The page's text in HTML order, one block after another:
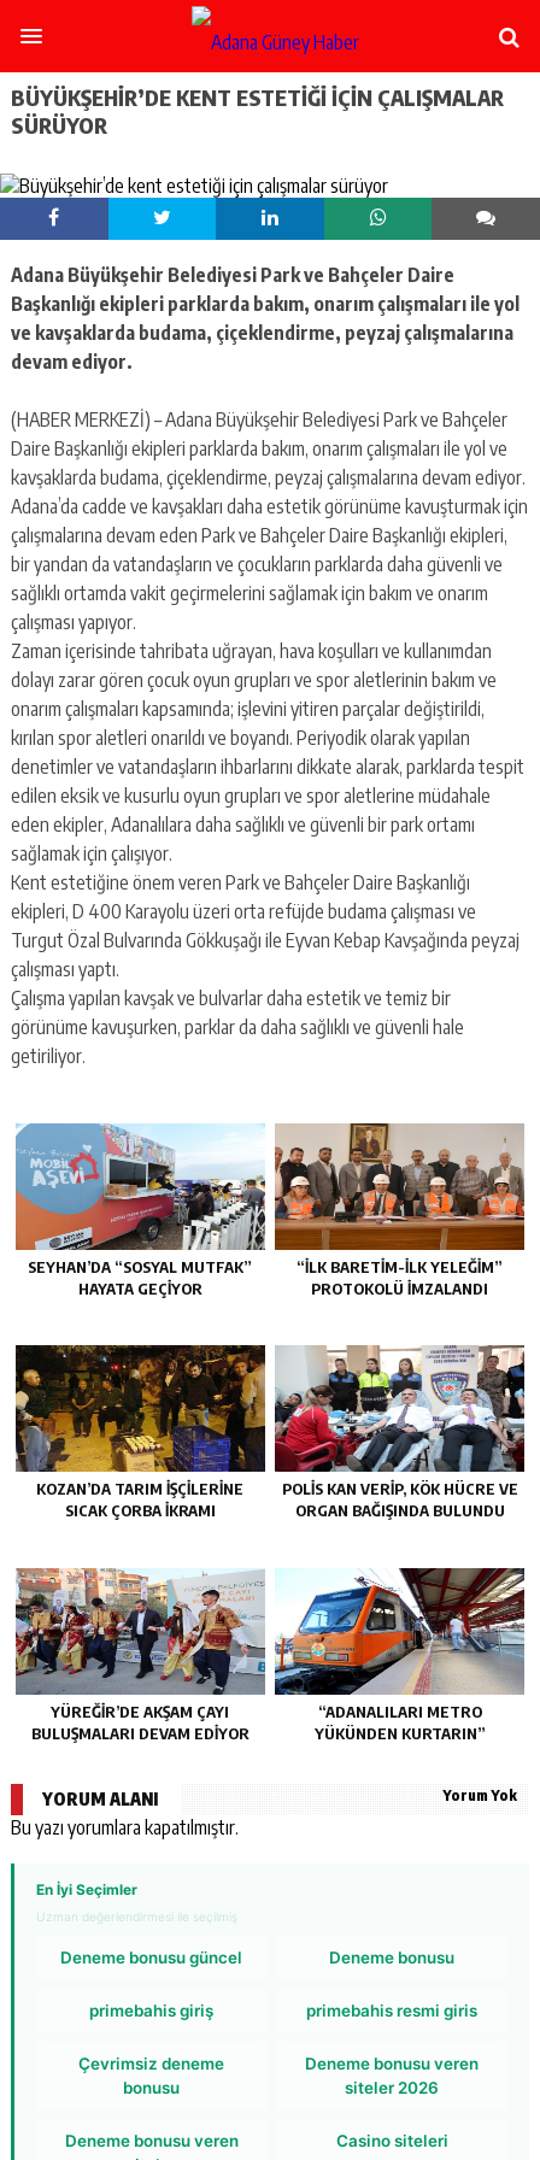
escort
ataşehir
escort
escort
-
ümraniye
escort
mecidiyeköy
taksim
escort
beşiktaş
escort
kartal
escort
maltepe
escort
BÜYÜKŞEHIR’DE KENT ESTETIĞI IÇIN ÇALIŞMALAR
SÜRÜYOR
Adana Büyükşehir Belediyesi Park ve Bahçeler Daire
Başkanlığı ekipleri parklarda bakım, onarım çalışmaları ile yol
ve kavşaklarda budama, çiçeklendirme, peyzaj çalışmalarına
devam ediyor.
(HABER MERKEZİ) – Adana Büyükşehir Belediyesi Park ve Bahçeler
Daire Başkanlığı ekipleri parklarda bakım, onarım çalışmaları ile yol ve
kavşaklarda budama, çiçeklendirme, peyzaj çalışmalarına devam ediyor.
Adana’da cadde ve kavşakları daha estetik görünüme kavuşturmak için
çalışmalarına devam eden Park ve Bahçeler Daire Başkanlığı ekipleri,
bir yandan da vatandaşların ve çocukların parklarda daha güvenli ve
sağlıklı ortamda vakit geçirmelerini sağlamak için bakım ve onarım
çalışması yapıyor.
Zaman içerisinde tahribata uğrayan, hava koşulları ve kullanımdan
dolayı zarar gören çocuk oyun grupları ve spor aletlerinin bakım ve
onarım çalışmaları kapsamında; işlevini yitiren parçalar değiştirildi,
kırılan spor aletleri onarıldı ve boyandı. Periyodik olarak yapılan
denetimler ve vatandaşların ihbarlarını dikkate alarak, parklarda tespit
edilen eksik ve kusurlu oyun grupları ve spor aletlerine müdahale
eden ekipler, Adanalılara daha sağlıklı ve güvenli bir park ortamı
sağlamak için çalışıyor.
Kent estetiğine önem veren Park ve Bahçeler Daire Başkanlığı
ekipleri, D 400 Karayolu üzeri orta refüjde budama çalışması ve
Turgut Özal Bulvarında Gökkuşağı ile Eyvan Kebap Kavşağında peyzaj
çalışması yaptı.
Çalışma yapılan kavşak ve bulvarlar daha estetik ve temiz bir
görünüme kavuşurken, parklar da daha sağlıklı ve güvenli hale
getiriliyor.
SEYHAN’DA “SOSYAL MUTFAK”
HAYATA GEÇİYOR
“İLK BARETİM-İLK YELEĞİM”
PROTOKOLÜ İMZALANDI
KOZAN’DA TARIM IŞÇILERINE
SICAK ÇORBA IKRAMI
POLİS KAN VERİP, KÖK HÜCRE VE
ORGAN BAĞIŞINDA BULUNDU
YÜREĞİR’DE AKŞAM ÇAYI
BULUŞMALARI DEVAM EDİYOR
“ADANALILARI METRO
YÜKÜNDEN KURTARIN”
YORUM ALANI Yorum Yok
Bu yazı yorumlara kapatılmıştır.
En İyi Seçimler
Uzman değerlendirmesi ile seçilmiş
Deneme bonusu güncel Deneme bonusu
primebahis giriş primebahis resmi giris
Çevrimsiz deneme
bonusu
Deneme bonusu veren
siteler 2026
Deneme bonusu veren
Casino siteleri